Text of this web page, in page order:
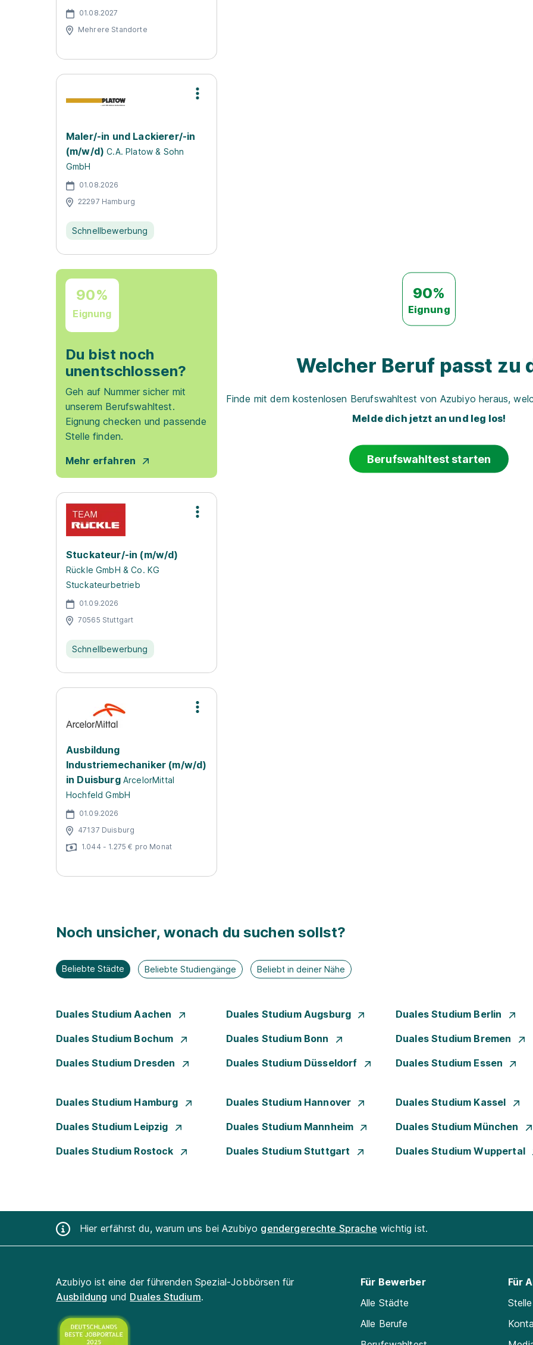
01.08.2027
Mehrere Standorte
Maler/-in und Lackierer/-in
(m/w/d) C.A. Platow & Sohn
GmbH
01.08.2026
22297 Hamburg
Schnellbewerbung
90%
Eignung
Du bist noch
unentschlossen?
Geh auf Nummer sicher mit
unserem Berufswahltest.
Eignung checken und passende
Stelle finden.
Mehr erfahren
Stuckateur/-in (m/w/d)
Rückle GmbH & Co. KG
Stuckateurbetrieb
01.09.2026
70565 Stuttgart
Schnellbewerbung
Ausbildung
Industriemechaniker (m/w/d)
in Duisburg ArcelorMittal
Hochfeld GmbH
01.09.2026
47137 Duisburg
1.044 - 1.275 € pro Monat
90%
Eignung
Welcher Beruf passt zu
Finde mit dem kostenlosen Berufswahltest von Azubiyo heraus,
Melde dich jetzt an und leg los!
Berufswahltest starten
Noch unsicher, wonach du suchen sollst?
Beliebte Städte Beliebte Studiengänge Beliebt in deiner Nähe
Duales Studium Aachen Duales Studium Augsburg Duales Studium Berlin
Duales Studium Bochum Duales Studium Bonn Duales Studium Bremen
Duales Studium Dresden Duales Studium Düsseldorf Duales Studium Essen
Duales Studium Hamburg Duales Studium Hannover Duales Studium Kassel
Duales Studium Leipzig Duales Studium Mannheim Duales Studium München
Duales Studium Rostock Duales Studium Stuttgart Duales Studium Wuppertal
Hier erfährst du, warum uns bei Azubiyo gendergerechte Sprache wichtig ist.
Azubiyo ist eine der führenden Spezial-Jobbörsen für
Ausbildung und Duales Studium.
Für Bewerber
Alle Städte
Alle Berufe
Für